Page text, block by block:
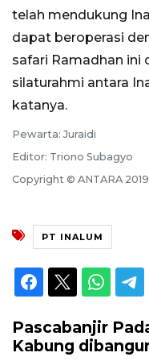
telah mendukung
dapat beroperasi
safari Ramadhan
silaturahmi antara
katanya.
Pewarta: Juraidi
Editor: Triono Subagyo
Copyright © ANTARA 2019
PT INALUM
Pascabanjir
Kabung